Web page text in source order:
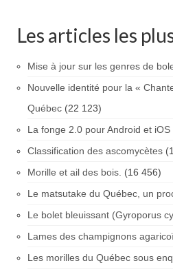
Les articles les
Mise à jour sur les genres de
Nouvelle identité pour la «
Québec (22 123)
La fonge 2.0 pour Android et iOS
Classification des ascomycètes
Morille et ail des bois. (16 456)
Le matsutake du Québec, un
Le bolet bleuissant (Gyroporus
Lames des champignons
Les morilles du Québec sous